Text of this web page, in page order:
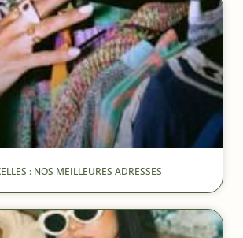
: NOS MEILLEURES ADRESSES